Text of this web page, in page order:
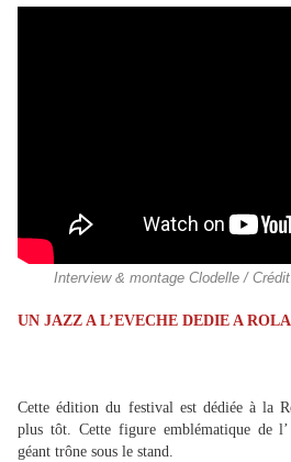
Interview & montage Clodelle /
UN JAZZ A L’EVECHE DEDIE A
Cette édition du festival est dédiée à la
plus tôt. Cette figure emblématique de
géant trône sous le stand.